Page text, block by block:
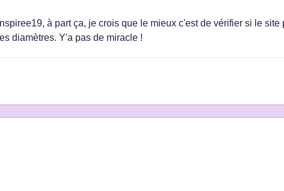
à part ça, je crois que le mieux c'est de vérifier si le
diamètres. Y'a pas de miracle !